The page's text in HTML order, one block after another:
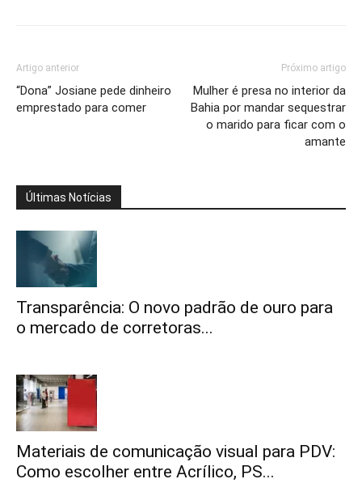
Artigo anterior
“Dona” Josiane pede dinheiro
emprestado para comer
Próximo artigo
Mulher é presa no interior da
Bahia por mandar sequestrar
o marido para ficar com o
amante
Últimas Notícias
Transparência: O novo padrão de ouro para
o mercado de corretoras...
Materiais de comunicação visual para PDV:
Como escolher entre Acrílico, PS...